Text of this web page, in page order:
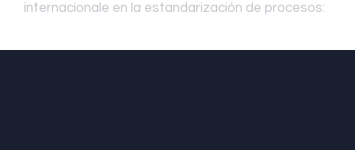
internacionale en la estandarización de procesos: